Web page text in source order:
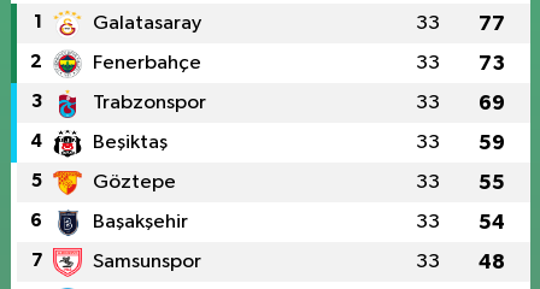
1 Galatasaray 33 77
2 Fenerbahçe 33 73
3 Trabzonspor 33 69
4 Beşiktaş 33 59
5 Göztepe 33 55
6 Başakşehir 33 54
7 Samsunspor 33 48